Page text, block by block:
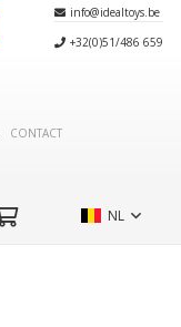
info@idealtoys.be
+32(0)51/486 659
CONTACT
NL